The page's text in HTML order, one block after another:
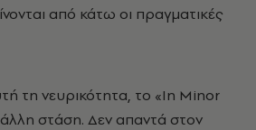
από κάτω οι πραγματικές
τη νευρικότητα, το «In Minor
άλλη στάση. Δεν απαντά στον